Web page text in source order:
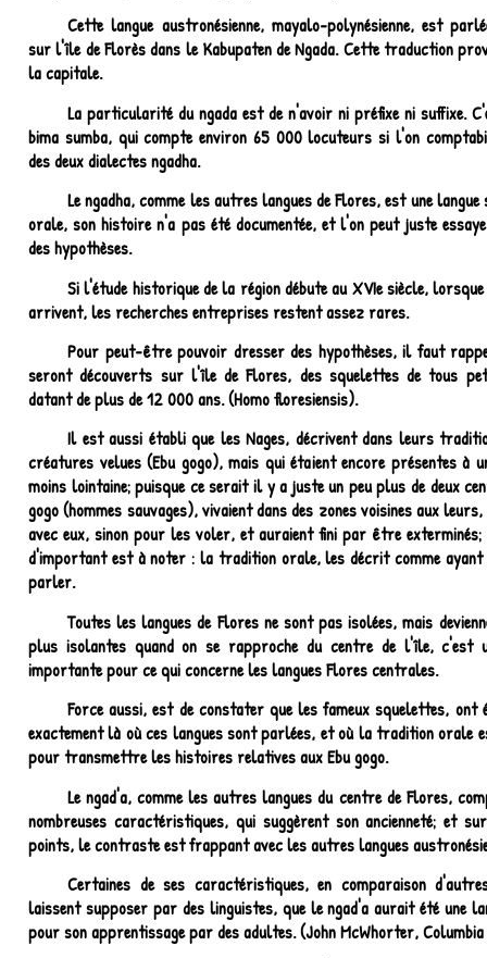
Cette langue austronésienne, mayalo-polynésienne, est
sur l'île de Florès dans le Kabupaten de Ngada. Cette traduction
la capitale.
La particularité du ngada est de n'avoir ni préfixe ni suffixe.
bima sumba, qui compte environ 65 000 locuteurs si l'on
des deux dialectes ngadha.
Le ngadha, comme les autres langues de Flores, est une langue
orale, son histoire n'a pas été documentée, et l'on peut juste
des hypothèses.
Si l'étude historique de la région débute au XVIe siècle,
arrivent, les recherches entreprises restent assez rares.
Pour peut-être pouvoir dresser des hypothèses, il faut
seront découverts sur l'île de Flores, des squelettes de tous
datant de plus de 12 000 ans. (Homo floresiensis).
Il est aussi établi que les Nages, décrivent dans leurs
créatures velues (Ebu gogo), mais qui étaient encore présentes à
moins lointaine; puisque ce serait il y a juste un peu plus de deux
gogo (hommes sauvages), vivaient dans des zones voisines aux
avec eux, sinon pour les voler, et auraient fini par être exterminés;
d'important est à noter : la tradition orale, les décrit comme ayant
parler.
Toutes les langues de Flores ne sont pas isolées, mais
plus isolantes quand on se rapproche du centre de l'île, c'est
importante pour ce qui concerne les langues Flores centrales.
Force aussi, est de constater que les fameux squelettes, ont
exactement là où ces langues sont parlées, et où la tradition orale
pour transmettre les histoires relatives aux Ebu gogo.
Le ngad'a, comme les autres langues du centre de Flores,
nombreuses caractéristiques, qui suggèrent son ancienneté; et
points, le contraste est frappant avec les autres langues
Certaines de ses caractéristiques, en comparaison
laissent supposer par des linguistes, que le ngad'a aurait été une
pour son apprentissage par des adultes. (John McWhorter,